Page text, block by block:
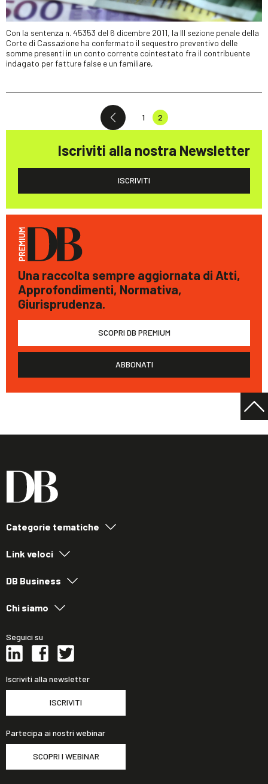
Con la sentenza n. 45353 del 6 dicembre 2011, la III sezione penale della
Corte di Cassazione ha confermato il sequestro preventivo delle
somme presenti in un conto corrente cointestato fra il contribuente
indagato per fatture false e un familiare,
1 2
Iscriviti alla nostra Newsletter
ISCRIVITI
Una raccolta sempre aggiornata di Atti,
Approfondimenti, Normativa,
Giurisprudenza.
SCOPRI DB PREMIUM
ABBONATI
Categorie tematiche
Link veloci
DB Business
Chi siamo
Seguici su
Iscriviti alla newsletter
ISCRIVITI
Partecipa ai nostri webinar
SCOPRI I WEBINAR